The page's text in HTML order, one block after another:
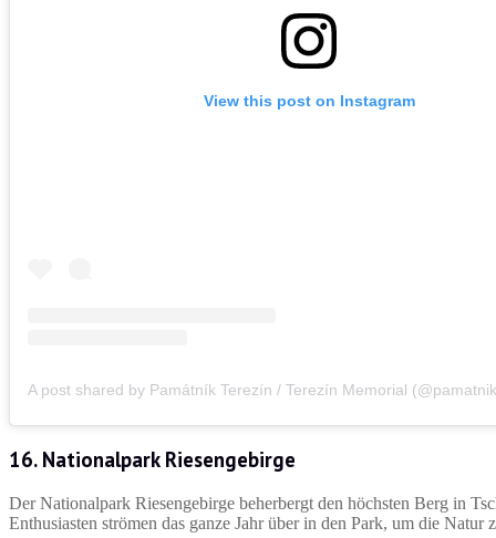
View this post on Instagram
16. Nationalpark Riesengebirge
Der Nationalpark Riesengebirge beherbergt den höchsten Berg in
Enthusiasten strömen das ganze Jahr über in den Park, um die